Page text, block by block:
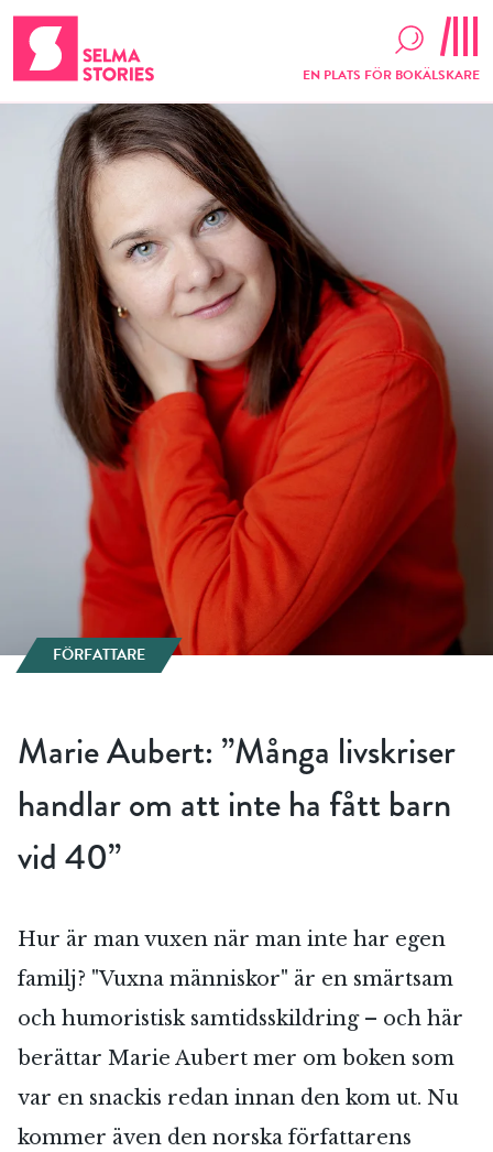
EN PLATS FÖR BOKÄLSKARE
FÖRFATTARE
Marie Aubert: ”Många livskriser
handlar om att inte ha fått barn
vid 40”
Hur är man vuxen när man inte har egen
familj? "Vuxna människor" är en smärtsam
och humoristisk samtidsskildring – och här
berättar Marie Aubert mer om boken som
var en snackis redan innan den kom ut. Nu
kommer även den norska författarens